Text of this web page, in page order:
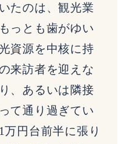
たのは、観光業
っとも歯がゆい
資源を中核に持
来訪者を迎えな
、あるいは隣接
て通り過ぎてい
万円台前半に張り